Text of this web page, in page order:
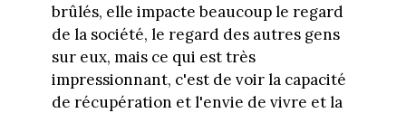
brûlés, elle impacte beaucoup le regard
de la société, le regard des autres gens
sur eux, mais ce qui est très
impressionnant, c'est de voir la capacité
de récupération et l'envie de vivre et la